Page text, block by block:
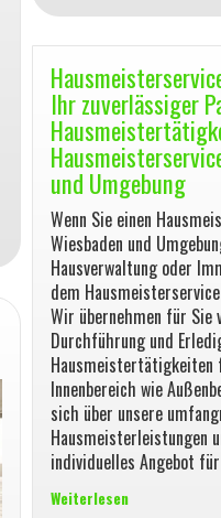
Ihr zuverlässiger
und Umgebung
Wenn Sie einen
Wiesbaden und
Hausverwaltung oder
dem
Wir übernehmen für Sie
Durchführung und
Hausmeistertätigkeiten
Innenbereich wie
sich über unsere
Hausmeisterleistungen
individuelles Angebot
Weiterlesen